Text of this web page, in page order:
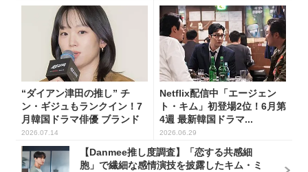
“ダイアン津田の推し” チ
ン・ギジュもランクイン！7
月韓国ドラマ俳優 ブランド
評...
2026.07.14
Netflix配信中「エージェン
ト・キム」初登場2位！6月第
4週 最新韓国ドラマ...
2026.06.29
【Danmee推し度調査】「恋する共感細
胞」で繊細な感情演技を披露したキム・ミ